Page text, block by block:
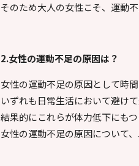
そのため大人の女性こそ、運動不
2.女性の運動不足の原因は？
女性の運動不足の原因として時
いずれも日常生活において避け
結果的にこれらが体力低下にもつ
女性の運動不足の原因について